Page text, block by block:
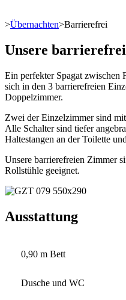
>Übernachten>Barrierefrei
Unsere
Ein perfekter Spagat
sich in den 3 barrierefreien
Doppelzimmer.
Zwei der Einzelzimmer sind
Alle Schalter sind tiefer
Haltestangen an der Toilette
Unsere barrierefreien Zimmer
Rollstühle geeignet.
Ausstattung
0,90 m Bett
Dusche und WC